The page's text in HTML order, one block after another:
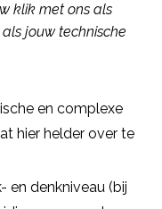
klik met ons als
jouw technische
en complexe
hier helder over te
en denkniveau (bij